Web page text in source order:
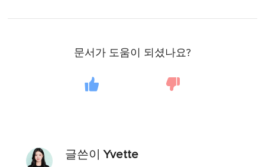
문서가 도움이 되셨나요?
글쓴이Yvette